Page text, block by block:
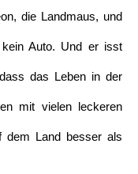
die Landmaus, und
Auto. Und er isst
das Leben in der
mit vielen leckeren
dem Land besser als